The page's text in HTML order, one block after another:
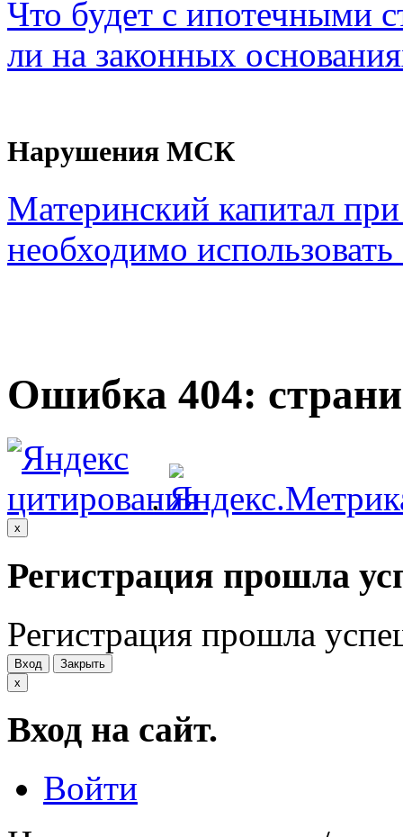
Что будет с ипотечными
ли на законных
Нарушения МСК
Материнский капитал
необходимо использовать
Ошибка 404:
.
x
Регистрация прошла
Регистрация прошла
Вход
Закрыть
x
Вход на сайт.
Войти